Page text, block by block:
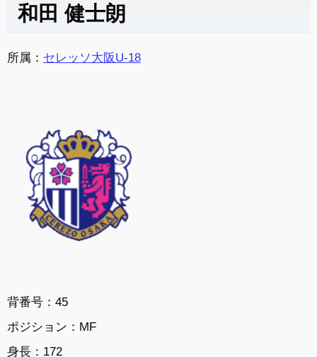
和田 健士朗
所属： セレッソ大阪U-18
背番号：45
ポジション：MF
身長：172